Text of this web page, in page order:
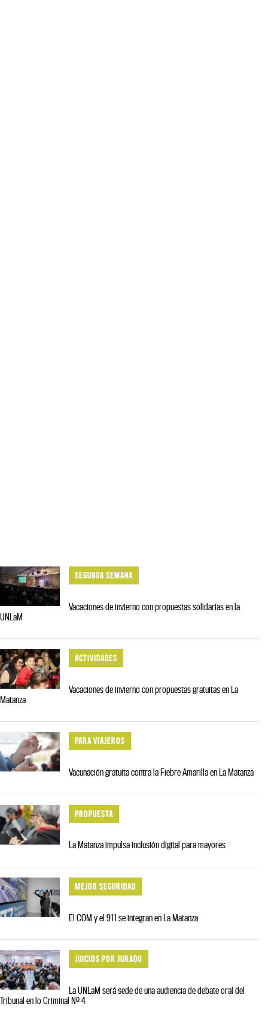
SEGUNDA SEMANA
Vacaciones de invierno con propuestas solidarias en la
UNLaM
ACTIVIDADES
Vacaciones de invierno con propuestas gratuitas en La
Matanza
PARA VIAJEROS
Vacunación gratuita contra la Fiebre Amarilla en La Matanza
PROPUESTA
La Matanza impulsa inclusión digital para mayores
MEJOR SEGURIDAD
El COM y el 911 se integran en La Matanza
JUICIOS POR JURADO
La UNLaM será sede de una audiencia de debate oral del
Tribunal en lo Criminal Nº 4